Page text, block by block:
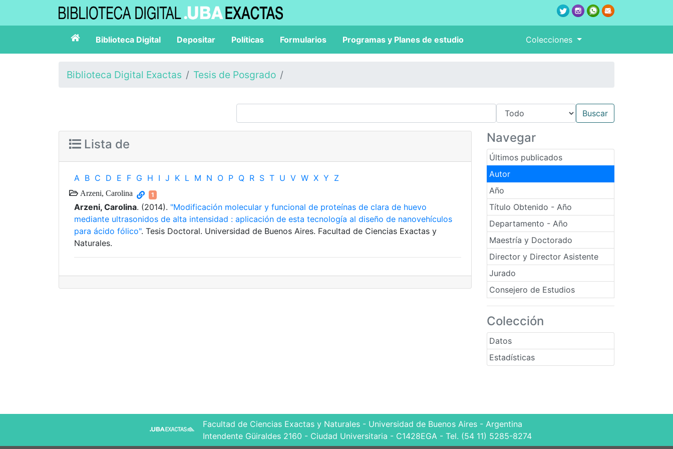
Biblioteca Digital Depositar Políticas Formularios Programas y Planes de estudio Colecciones
Biblioteca Digital Exactas Tesis de Posgrado
Navegar
Últimos publicados
Autor
Año
Título Obtenido - Año
Departamento - Año
Maestría y Doctorado
Director y Director Asistente
Jurado
Consejero de Estudios
Colección
Datos
Estadísticas
Lista de
A B C D E F G H I J K L M N O P Q R S T U V W X Y Z
Arzeni, Carolina 1
Arzeni, Carolina. (2014). "Modificación molecular y funcional de proteínas de clara de huevo
mediante ultrasonidos de alta intensidad : aplicación de esta tecnología al diseño de nanovehículos
para ácido fólico". Tesis Doctoral. Universidad de Buenos Aires. Facultad de Ciencias Exactas y
Naturales.
Facultad de Ciencias Exactas y Naturales - Universidad de Buenos Aires - Argentina
Intendente Güiraldes 2160 - Ciudad Universitaria - C1428EGA - Tel. (54 11) 5285-8274